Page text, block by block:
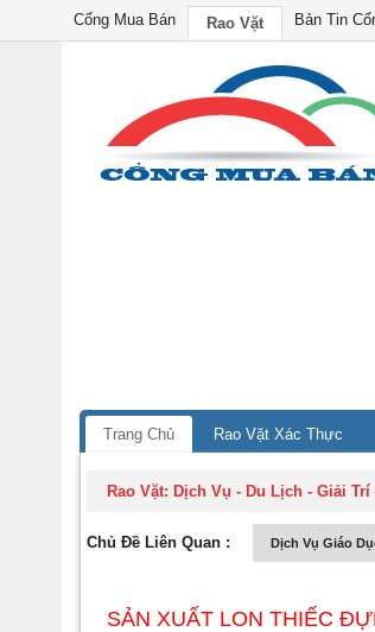
Cổng Mua Bán Rao Vặt Bản Tin
Trang Chủ Rao Vặt Xác Thực
Rao Vặt: Dịch Vụ - Du Lịch - Giải Trí
Chủ Đề Liên Quan : Dịch Vụ Giáo
SẢN XUẤT LON THIẾC